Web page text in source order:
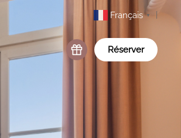
Français ▼
Réserver